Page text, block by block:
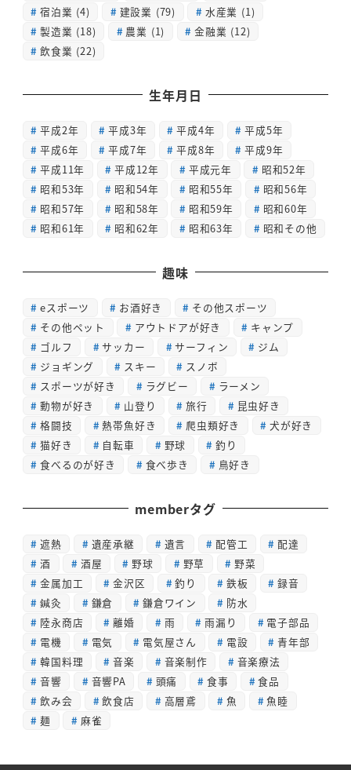
宿泊業 (4) 建設業 (79) 水産業 (1)
製造業 (18) 農業 (1) 金融業 (12)
飲食業 (22)
生年月日
平成2年 平成3年 平成4年
平成5年
平成6年
平成7年 平成8年
平成9年
平成11年
平成12年 平成元年
昭和52年
昭和53年
昭和54年 昭和55年
昭和56年
昭和57年
昭和58年 昭和59年
昭和60年
昭和61年
昭和62年 昭和63年 昭和その他
趣味
eスポーツ お酒好き
その他スポーツ
その他ペット
アウトドアが好き
キャンプ
ゴルフ
サッカー サーフィン
ジム
ジョギング
スキー
スノボ
スポーツが好き
ラグビー
ラーメン
動物が好き
山登り 旅行
昆虫好き
格闘技
熱帯魚好き 爬虫類好き
犬が好き
猫好き
自転車 野球
釣り
食べるのが好き
食べ歩き 鳥好き
memberタグ
遮熱 遺産承継 遺言 配管工
配達
酒
酒屋 野球 野草
野菜
金属加工
金沢区 釣り 鉄板
録音
鍼灸
鎌倉 鎌倉ワイン
防水
陸永商店
離婚 雨 雨漏り
電子部品
電機
電気 電気屋さん 電設
青年部
韓国料理
音楽 音楽制作
音楽療法
音響
音響PA 頭痛 食事
食品
飲み会
飲食店 高層鳶 魚
魚睦
麺
麻雀